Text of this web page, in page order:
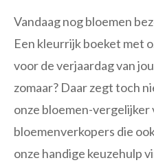
Vandaag nog bloemen
Een kleurrijk boeket met
voor de verjaardag van
zomaar? Daar zegt toch
onze bloemen-vergelijker
bloemenverkopers die
onze handige keuzehulp